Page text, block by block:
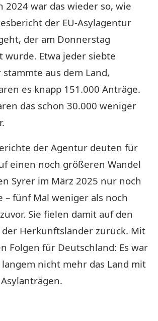
2024 war das wieder so, wie
der EU-Asylagentur
der am Donnerstag
Etwa jeder siebte
aus dem Land,
es knapp 151.000 Anträge.
das schon 30.000 weniger
der Agentur deuten für
einen noch größeren Wandel
Syrer im März 2025 nur noch
– fünf Mal weniger als noch
Sie fielen damit auf den
Herkunftsländer zurück. Mit
Folgen für Deutschland: Es war
nicht mehr das Land mit